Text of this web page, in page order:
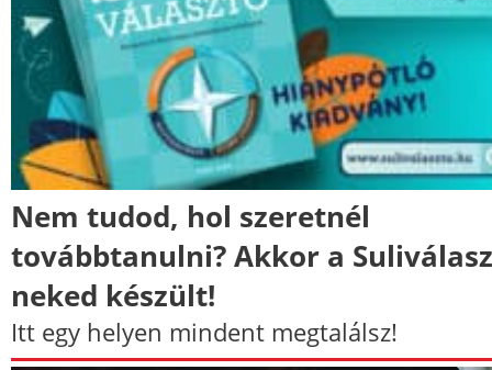
Nem tudod, hol szeretnél
továbbtanulni? Akkor a
neked készült!
Itt egy helyen mindent megtalálsz!